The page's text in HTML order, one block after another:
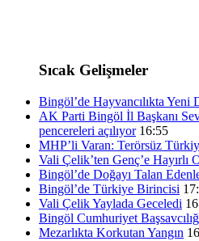
Sıcak Gelişmeler
Bingöl’de Hayvancılıkta Yeni
AK Parti Bingöl İl Başkanı
pencereleri açılıyor 16:55
MHP’li Varan: Terörsüz
Vali Çelik’ten Genç’e Hayırlı
Bingöl’de Doğayı Talan
Bingöl’de Türkiye Birincisi
Vali Çelik Yaylada Geceledi
Bingöl Cumhuriyet
Mezarlıkta Korkutan Yangın